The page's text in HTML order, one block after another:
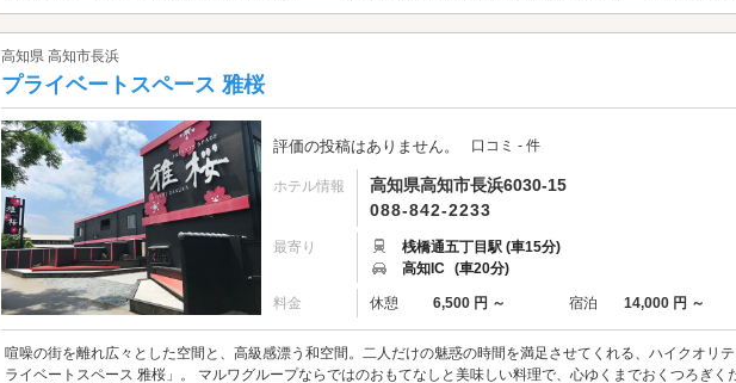
高知県 高知市長浜
プライベートスペース 雅桜
評価の投稿はありません。 口コミ - 件
ホテル情報
高知県高知市長浜6030-15
088-842-2233
最寄り
桟橋通五丁目駅 (車15分)
高知IC (車20分)
料金 休憩 6,500 円 ～ 宿泊 14,000 円 ～
喧噪の街を離れ広々とした空間と、高級感漂う和空間。二人だけの魅惑の時間を満足させてくれる、ハイクオリ
ライベートスペース 雅桜」。 マルワグループならではのおもてなしと美味しい料理で、心ゆくまでおくつろぎく